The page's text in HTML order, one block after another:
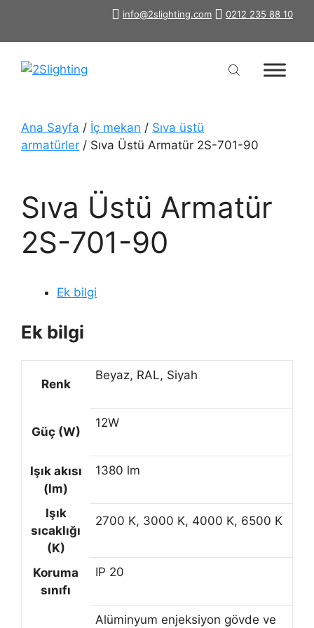
info@2slighting.com 0212 235 88 10
Ana Sayfa / İç mekan / Sıva üstü
armatürler / Sıva Üstü Armatür 2S-701-90
Sıva Üstü Armatür
2S-701-90
Ek bilgi
Ek bilgi
Renk
Beyaz, RAL, Siyah
Güç (W)
12W
Işık akısı
(lm)
1380 lm
Işık
sıcaklığı
(K)
2700 K, 3000 K, 4000 K, 6500 K
Koruma
sınıfı
IP 20
Alüminyum enjeksiyon gövde ve